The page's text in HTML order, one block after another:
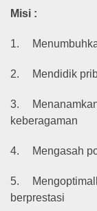
Misi :
1.
2. Mendidik
3.
keberagaman
4. Mengasah
5.
berprestasi